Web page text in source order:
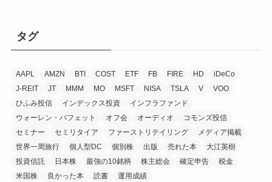
タグ
AAPL AMZN BTI COST ETF FB FIRE HD
iDeCo
J-REIT
JT MMM MO MSFT NISA TSLA V
VOO
ひふみ投信
インデックス投資
インフラファンド
ウォーレン・バフェット
オフ会 オーディオ
コモンズ投信
セミナー
セミリタイア ファーストリテイリング
メディア掲載
世界一周旅行
個人型DC 個別株 出版 売れた本
大江英樹
投資信託
日本株 最強の10銘柄 株主総会 確定申告
税金
米国株
良かった本 読書 運用成績